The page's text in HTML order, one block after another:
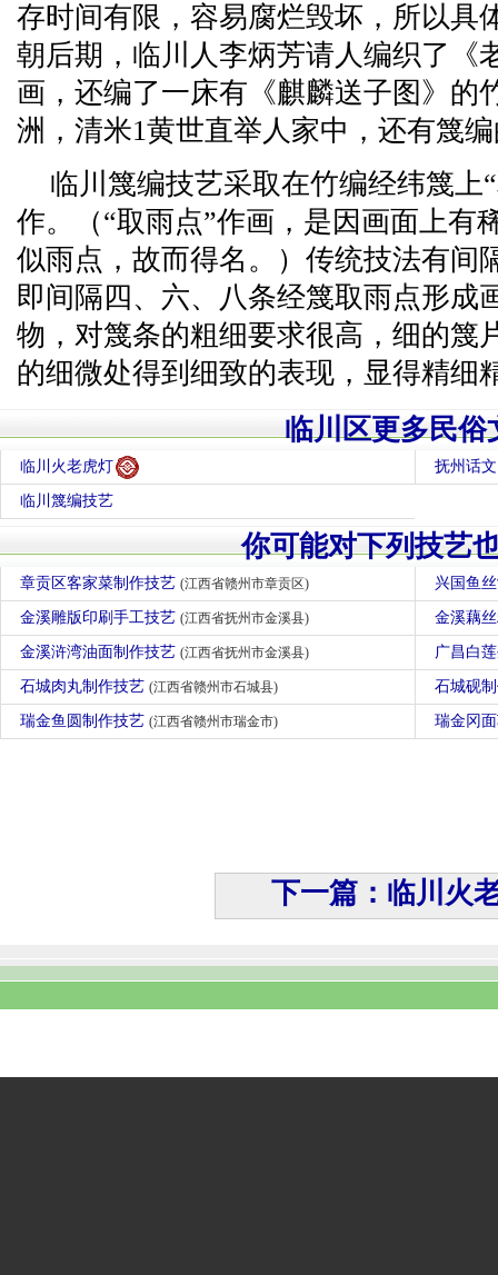
存时间有限，容易腐烂毁坏，所以具
朝后期，临川人李炳芳请人编织了《
画，还编了一床有《麒麟送子图》的
洲，清米1黄世直举人家中，还有篾
临川篾编技艺采取在竹编经纬篾上
作。（“取雨点”作画，是因画面上有
似雨点，故而得名。）传统技法有间
即间隔四、六、八条经篾取雨点形成
物，对篾条的粗细要求很高，细的篾
的细微处得到细致的表现，显得精细
临川区更多民俗
临川火老虎灯 抚州话文
临川篾编技艺
你可能对下列技艺
章贡区客家菜制作技艺 (江西省赣州市章贡区) 兴国鱼
金溪雕版印刷手工技艺 (江西省抚州市金溪县) 金溪藕
金溪浒湾油面制作技艺 (江西省抚州市金溪县) 广昌白
石城肉丸制作技艺 (江西省赣州市石城县) 石城砚
瑞金鱼圆制作技艺 (江西省赣州市瑞金市) 瑞金冈
下一篇：临川火